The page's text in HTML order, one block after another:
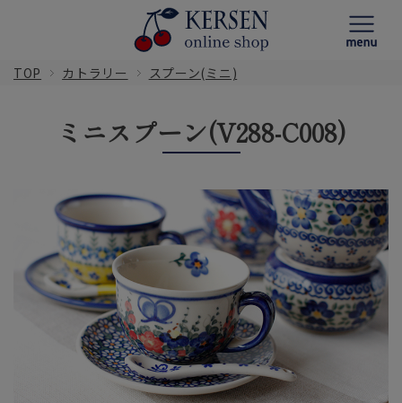
TOP カトラリー スプーン(ミニ)
ミニスプーン(V288-C008)